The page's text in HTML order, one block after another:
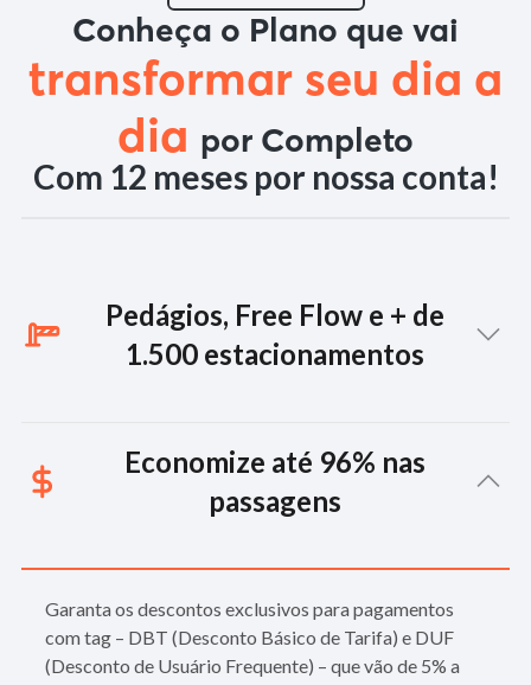
Conheça o Plano que vai
transformar seu dia a
dia por Completo
Com 12 meses por nossa conta!
Pedágios, Free Flow e + de
1.500 estacionamentos
as rodovias pedagiadas do Brasil, em todos os pórticos do
Free Flow e em mais de 1.500 estacionamentos com e sem
cancela, como shoppings, aeroportos, hospitais e
Economize até 96% nas
passagens
Garanta os descontos exclusivos para pagamentos
com tag – DBT (Desconto Básico de Tarifa) e DUF
(Desconto de Usuário Frequente) – que vão de 5% a